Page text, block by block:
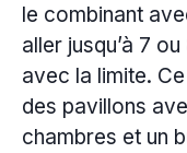
le combinant
aller jusqu’à 7
avec la limite.
des pavillons
chambres et un